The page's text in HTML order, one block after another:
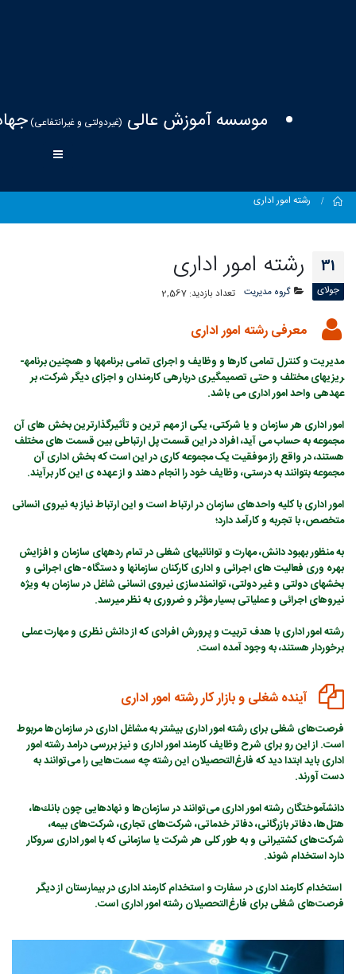
موسسه آموزش عالی (غیردولتی و غیرانتفاعی)
Home
رشته امور اداری
31
جولای
رشته امور اداری
گروه مدیریت تعداد بازدید: 2,567
معرفی رشته امور اداری
مدیریت و کنترل تمامی کارها و وظایف و اجرای تمامی برنامه­ها و همچنین برنامه­
ریزی­های مختلف و حتی تصمیم­گیری درباره­ی کارمندان و اجزای دیگر شرکت، بر
عهده­ی واحد امور اداری می باشد.
امور اداری هر سازمان و یا شرکتی، یکی از مهم ترین و تأثیرگذارترین بخش های آن
مجموعه به حساب می آید، افراد در این قسمت پل ارتباطی بین قسمت های مختلف
هستند، در واقع راز موفقیت یک مجموعه کاری در این است که بخش اداری آن
مجموعه بتوانند به درستی، وظایف خود را انجام دهند و از عهده ی این کار برآیند.
امور اداری با کلیه واحدهای سازمان در ارتباط است و این ارتباط نیاز به نیروی انسانی
متخصص، با تجربه و کارآمد دارد؛
به منظور بهبود دانش، مهارت و توانائی­های شغلی در تمام رده­های سازمان و افزایش
بهره وری فعالیت های اجرائی و اداری کارکنان سازمان­ها و دستگاه­-های اجرائی و
بخش­های دولتی و غیر دولتی، توانمندسازی نیروی انسانی شاغل در سازمان به ویژه
نیروهای اجرائی و عملیاتی بسیار مؤثر و ضروری به نظر می­رسد.
رشته امور اداری با هدف تربیت و پرورش افرادی که از دانش نظری و مهارت عملی
برخوردار هستند، به وجود آمده است.
آینده شغلی و بازار کار رشته امور اداری
فرصت‌های شغلی برای رشته امور اداری بیشتر به مشاغل اداری در سازمان‌ها مربوط
است. از این رو برای شرح وظایف کارمند امور اداری و نیز بررسی درامد رشته امور
اداری باید ابتدا دید که فارغ‌التحصیلان این رشته چه سمت‌هایی را می‌توانند به
دست آورند.
دانش­آموختگان رشته امور اداری می‌توانند در سازمان‌ها و نهادهایی چون بانك‌ها،
هتل‌ها، دفاتر بازرگانی، دفاتر خدماتی، شرکت‌های تجاری، شرکت‌های بیمه،
شرکت‌های کشتیرانی و به طور کلی هر شرکت یا سازمانی که با امور اداری سروکار
دارد استخدام شوند.
استخدام کارمند اداری در سفارت و استخدام کارمند اداری در بیمارستان از دیگر
فرصت‌های شغلی برای فارغ‌التحصیلان رشته‌ امور اداری است.